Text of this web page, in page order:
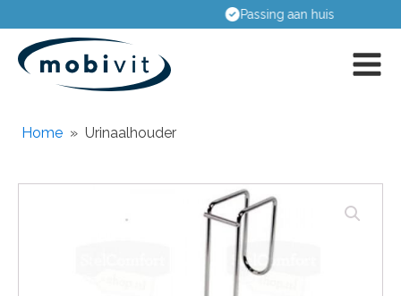
Passing aan huis
Home » Urinaalhouder